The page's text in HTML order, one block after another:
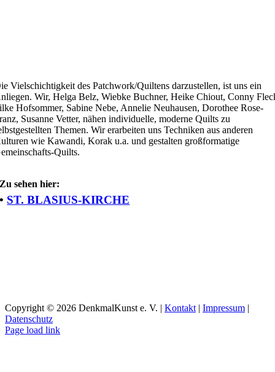
Vielschichtigkeit des Patchwork/Quiltens darzustellen, ist uns ein
Wir, Helga Belz, Wiebke Buchner, Heike Chiout, Conny
Hofsommer, Sabine Nebe, Annelie Neuhausen, Dorothee Rose-
Susanne Vetter, nähen individuelle, moderne Quilts zu
Themen. Wir erarbeiten uns Techniken aus anderen
wie Kawandi, Korak u.a. und gestalten großformatige
Quilts.
Zu sehen hier:
• ST. BLASIUS-KIRCHE
Copyright © 2026 DenkmalKunst e. V. | Kontakt | Impressum |
Datenschutz
Facebook
Instagram
YouTube
Page load link